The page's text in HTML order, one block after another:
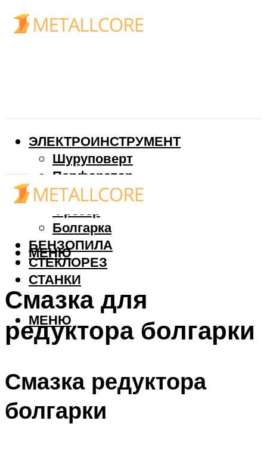
ЭЛЕКТРОИНСТРУМЕНТ
Шуруповерт
Перфоратор
Дрель
Фрезер
Болгарка
БЕНЗОПИЛА
СТЕКЛОРЕЗ
СТАНКИ
МЕНЮ
МЕНЮ
Смазка для
редуктора болгарки
Смазка редуктора
болгарки